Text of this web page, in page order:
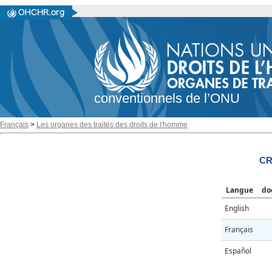
conventionnels de l’ONU
Français > Les organes des traités des droits de l'homme
Langue
English
Français
Español